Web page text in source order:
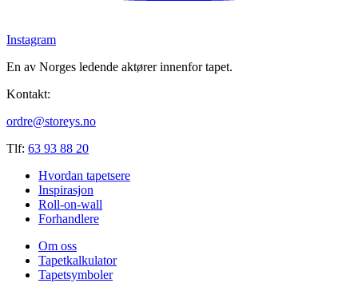
Instagram
En av Norges ledende aktører innenfor tapet.
Kontakt:
ordre@storeys.no
Tlf: 63 93 88 20
Hvordan tapetsere
Inspirasjon
Roll-on-wall
Forhandlere
Om oss
Tapetkalkulator
Tapetsymboler